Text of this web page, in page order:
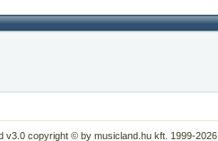
v3.0 copyright © by musicland.hu kft. 1999-2026